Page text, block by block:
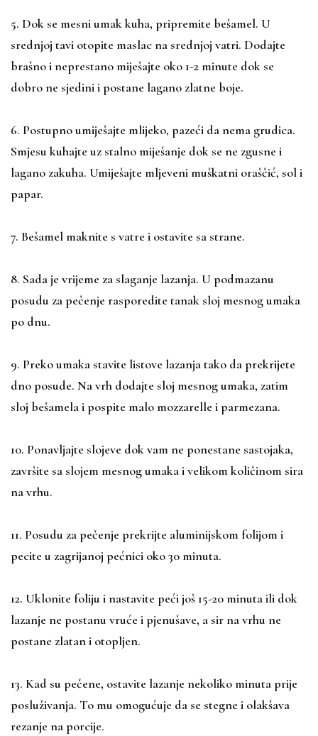
5. Dok se mesni umak kuha, pripremite bešamel. U
srednjoj tavi otopite maslac na srednjoj vatri. Dodajte
brašno i neprestano miješajte oko 1-2 minute dok se
dobro ne sjedini i postane lagano zlatne boje.
6. Postupno umiješajte mlijeko, pazeći da nema grudica.
Smjesu kuhajte uz stalno miješanje dok se ne zgusne i
lagano zakuha. Umiješajte mljeveni muškatni oraščić, sol i
papar.
7. Bešamel maknite s vatre i ostavite sa strane.
8. Sada je vrijeme za slaganje lazanja. U podmazanu
posudu za pečenje rasporedite tanak sloj mesnog umaka
po dnu.
9. Preko umaka stavite listove lazanja tako da prekrijete
dno posude. Na vrh dodajte sloj mesnog umaka, zatim
sloj bešamela i pospite malo mozzarelle i parmezana.
10. Ponavljajte slojeve dok vam ne ponestane sastojaka,
završite sa slojem mesnog umaka i velikom količinom sira
na vrhu.
11. Posudu za pečenje prekrijte aluminijskom folijom i
pecite u zagrijanoj pećnici oko 30 minuta.
12. Uklonite foliju i nastavite peći još 15-20 minuta ili dok
lazanje ne postanu vruće i pjenušave, a sir na vrhu ne
postane zlatan i otopljen.
13. Kad su pečene, ostavite lazanje nekoliko minuta prije
posluživanja. To mu omogućuje da se stegne i olakšava
rezanje na porcije.